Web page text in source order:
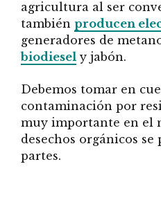
agricultura al ser
también producen
generadores de
biodiesel y jabón.
Debemos tomar en
contaminación por
muy importante en el
desechos orgánicos
partes.